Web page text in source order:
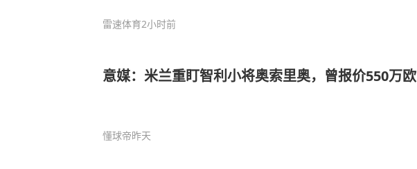
雷速体育2小时前
意媒：米兰重盯智利小将奥索里奥，曾报价550万欧
懂球帝昨天